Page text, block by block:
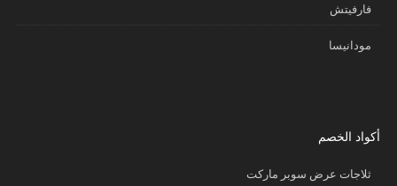
فارفيتش
مودانيسا
أكواد الخصم
ثلاجات عرض سوبر ماركت